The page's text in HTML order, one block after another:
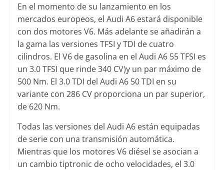
En el momento de su lanzamiento en los
mercados europeos, el Audi A6 estará disponible
con dos motores V6. Más adelante se añadirán a
la gama las versiones TFSI y TDI de cuatro
cilindros. El V6 de gasolina en el Audi A6 55 TFSI es
un 3.0 TFSI que rinde 340 CV)y un par máximo de
500 Nm. El 3.0 TDI del Audi A6 50 TDI en su
variante con 286 CV proporciona un par superior,
de 620 Nm.
Todas las versiones del Audi A6 están equipadas
de serie con una transmisión automática.
Mientras que los motores V6 diésel se asocian a
un cambio tiptronic de ocho velocidades, el 3.0